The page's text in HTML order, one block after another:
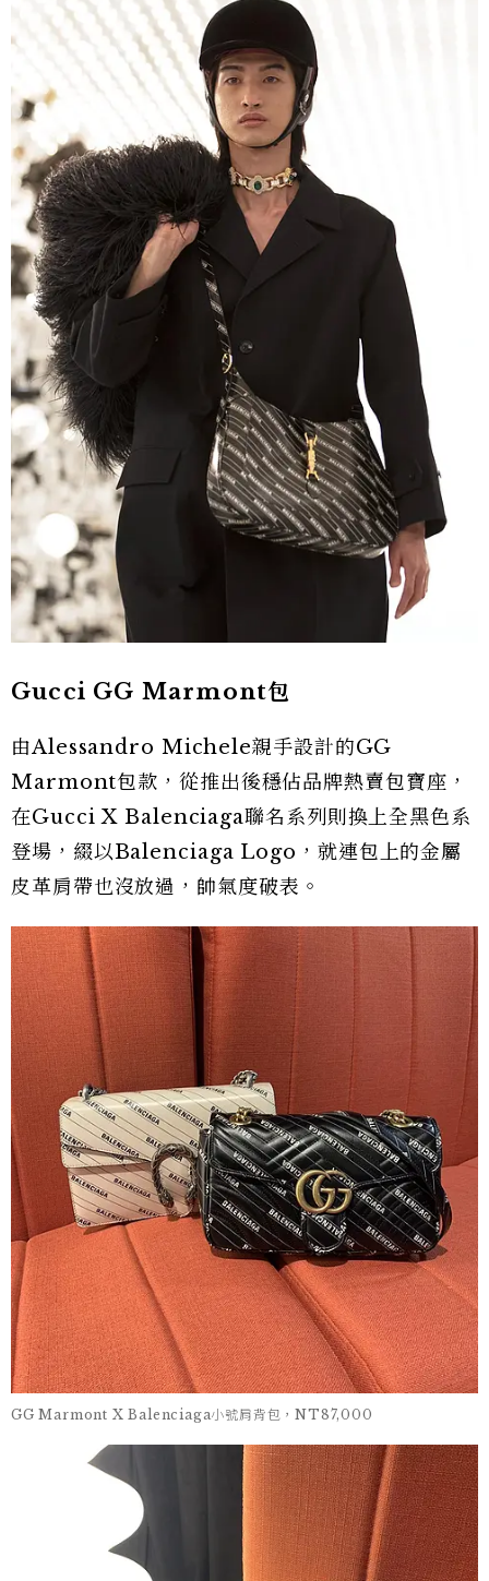
Gucci GG Marmont包
由Alessandro Michele親手設計的GG
Marmont包款，從推出後穩佔品牌熱賣包寶座，
在Gucci X Balenciaga聯名系列則換上全黑色系
登場，綴以Balenciaga Logo，就連包上的金屬
皮革肩帶也沒放過，帥氣度破表。
GG Marmont X Balenciaga小號肩背包，NT87,000